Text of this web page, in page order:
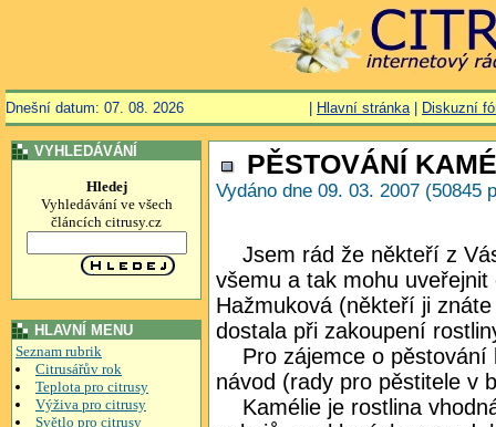
Dnešní datum: 07. 08. 2026 Hlavní stránka| Diskuzní
VYHLEDÁVÁNÍ
Hledej
Vyhledávání ve všech
článcích citrusy.cz
HLAVNÍ MENU
Seznam rubrik
Citrusářův rok
Teplota pro citrusy
Výživa pro citrusy
Světlo pro citrusy
PĚSTOVÁNÍ
Vydáno dne 09. 03. 2007 (50845
Jsem rád že někteří z
všemu a tak mohu
Hažmuková (někteří ji
dostala při zakoupení
Pro zájemce o pěstování
návod (rady pro pěstitele v
Kamélie je rostlina